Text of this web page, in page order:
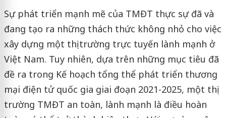
Sự phát triển mạnh mẽ của TMĐT thực sự đã và
đang tạo ra những thách thức không nhỏ cho việc
xây dựng một thị trường trực tuyến lành mạnh ở
Việt Nam. Tuy nhiên, dựa trên những mục tiêu đã
đề ra trong Kế hoạch tổng thể phát triển thương
mại điện tử quốc gia giai đoạn 2021-2025, một thị
trường TMĐT an toàn, lành mạnh là điều hoàn